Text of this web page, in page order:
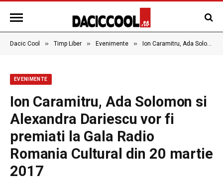
Dacic Cool » Timp Liber » Evenimente » Ion Caramitru, Ada Solomon si Alexandra Dariescu vor fi premiati la Gala Radio Romania Cultural din 20 martie 2017
EVENIMENTE
Ion Caramitru, Ada Solomon si
Alexandra Dariescu vor fi
premiati la Gala Radio
Romania Cultural din 20 martie
2017